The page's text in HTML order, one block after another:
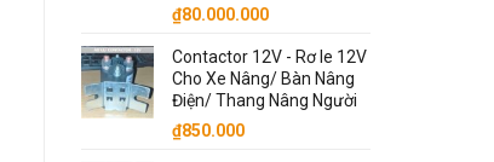
₫80.000.000
Contactor 12V - Rơ le 12V
Cho Xe Nâng/ Bàn Nâng
Điện/ Thang Nâng Người
₫850.000